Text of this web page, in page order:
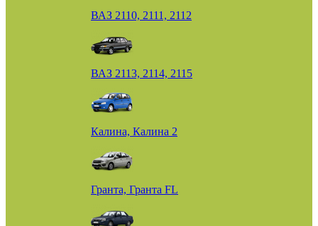
ВАЗ 2110, 2111, 2112
ВАЗ 2113, 2114, 2115
Калина, Калина 2
Гранта, Гранта FL